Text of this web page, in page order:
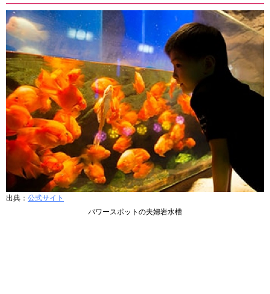
出典： 公式サイト
パワースポットの夫婦岩水槽